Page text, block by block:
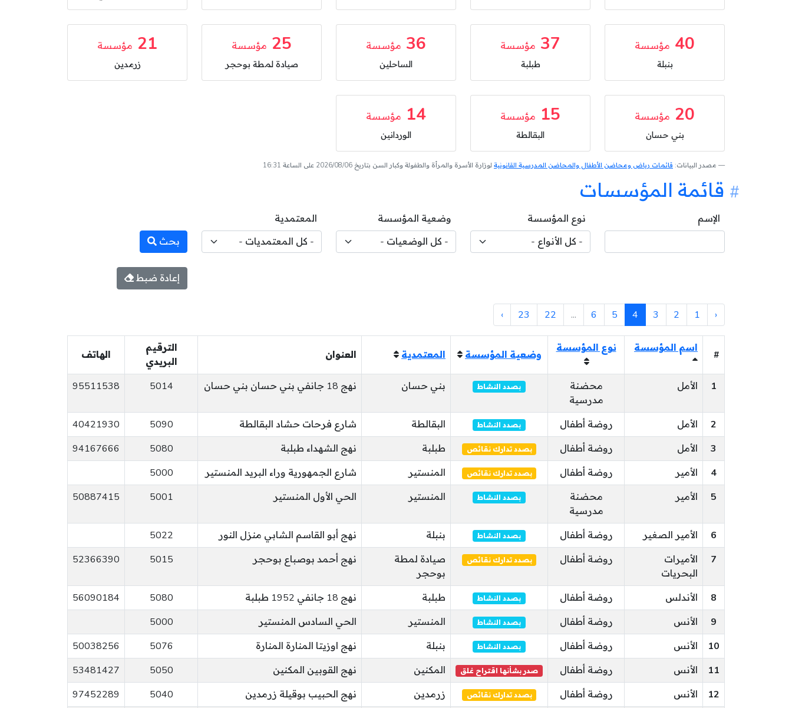
40 مؤسسة
بنبلة
37 مؤسسة
طبلبة
36 مؤسسة
الساحلين
25 مؤسسة
صيادة لمطة بوحجر
21 مؤسسة
زرمدين
20 مؤسسة
بني حسان
15 مؤسسة
البقالطة
14 مؤسسة
الوردانين
مصدر البيانات: قائمات رياض ومحاضن الأطفال والمحاضن المدرسية القانونية لوزارة الأسرة والمرأة والطفولة وكبار السن بتاريخ 2026/08/06 على الساعة 16:31
قائمة المؤسسات
الإسم نوع المؤسسة وضعية المؤسسة
المعتمدية
بحث
إعادة ضبط
‹
1
2
3
4
5
6
...
22
23
›
#
اسم المؤسسة نوع المؤسسة
وضعية المؤسسة المعتمدية العنوان
الترقيم
البريدي
الهاتف
1 الأمل
محضنة
مدرسية
بصدد النشاط بني حسان نهج 18 جانفي بني حسان بني حسان 5014
95511538
2 الأمل روضة أطفال بصدد النشاط البقالطة شارع فرحات حشاد البقالطة 5090
40421930
3
الأمل روضة أطفال بصدد تدارك نقائص طبلبة نهج الشهداء طبلبة 5080
94167666
4
الأمير روضة أطفال بصدد تدارك نقائص المنستير شارع الجمهورية وراء البريد المنستير
5000
5
الأمير
محضنة
مدرسية
بصدد النشاط المنستير الحي الأول المنستير 5001
50887415
6 الأمير الصغير روضة أطفال بصدد النشاط بنبلة نهج أبو القاسم الشابي منزل النور
5022
7
الأميرات
البحريات
روضة أطفال بصدد تدارك نقائص
صيادة لمطة
بوحجر
نهج أحمد بوصباع بوحجر 5015
52366390
8 الأندلس روضة أطفال بصدد النشاط طبلبة نهج 18 جانفي 1952 طبلبة 5080
56090184
9
الأنس روضة أطفال بصدد النشاط المنستير الحي السادس المنستير
5000
10
الأنس روضة أطفال بصدد النشاط بنبلة نهج اوزيتا المنارة المنارة 5076
50038256
11
الأنس روضة أطفال صدر بشأنها اقتراح غلق المكنين نهج القوبين المكنين 5050
53481427
12
الأنس روضة أطفال بصدد تدارك نقائص زرمدين نهج الحبيب بوقيلة زرمدين 5040
97452289